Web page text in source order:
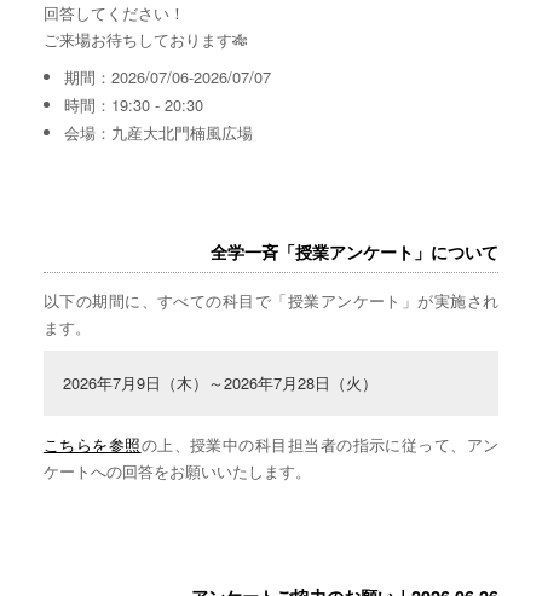
回答してください！
ご来場お待ちしております🎋
期間：2026/07/06-2026/07/07
時間：19:30 - 20:30
会場：九産大北門楠風広場
全学一斉「授業アンケート」について
以下の期間に、すべての科目で「授業アンケート」が実施され
ます。
2026年7月9日（木）～2026年7月28日（火）
こちらを参照の上、授業中の科目担当者の指示に従って、アン
ケートへの回答をお願いいたします。